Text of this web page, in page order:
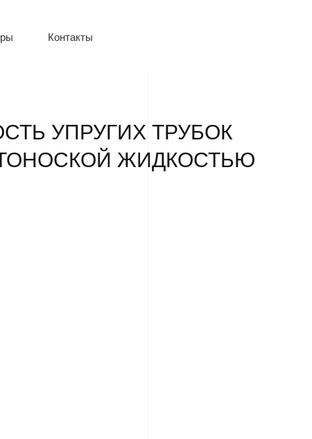
Контакты
УПРУГИХ ТРУБОК
ЖИДКОСТЬЮ